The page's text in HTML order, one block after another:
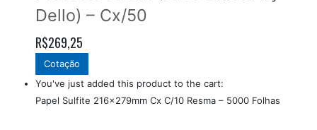
Dello) – Cx/50
R$269,25
Cotação
You've just added this product to the cart:
Papel Sulfite 216x279mm Cx C/10 Resma – 5000 Folhas